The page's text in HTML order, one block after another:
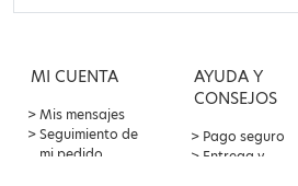
MI CUENTA
Mis mensajes
Seguimiento de
mi pedido
AYUDA Y
CONSEJOS
Pago seguro
Entrega y